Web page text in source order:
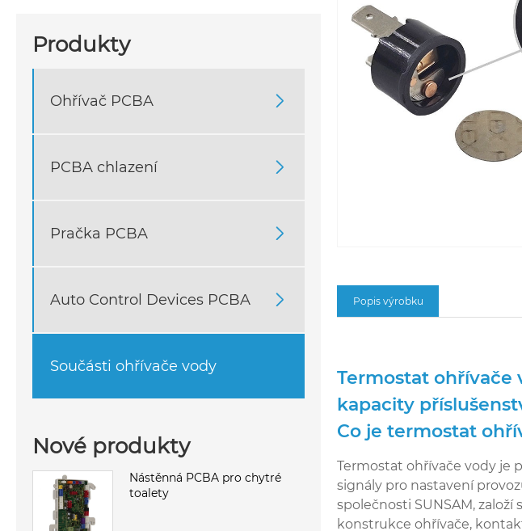
Produkty
Ohřívač PCBA 
PCBA chlazení 
Pračka PCBA 
Auto Control Devices PCBA 
Součásti ohřívače vody
Nové produkty
Nástěnná PCBA pro chytré
toalety
Popis výrobku
Termostat ohřívače
kapacity
Co je termostat
Termostat ohřívače vody je
signály pro nastavení
společnosti SUNSAM,
konstrukce ohřívače,